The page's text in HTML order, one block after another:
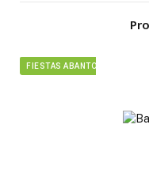
FIESTAS ABANTO ZIERBENA